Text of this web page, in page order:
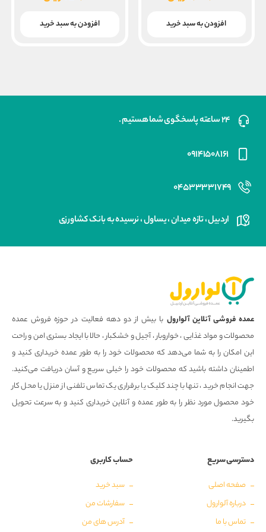
بود. فعلی
افزودن به سبد خرید
بود. فعلی
افزودن به سبد خرید
۲۴ ساعته پاسخگوی شما هستیم .
۰۹۱۴۱۵۰۸۱۶۱
۰۴۵۳۳۳۳۱۷۴۹
اردبیل ، تازه میدان ، یساول ، نرسیده به بانک کشاورزی
عمده فروشی آنلاین آلوارول با بیش از دو دهه فعالیت در حوزه فروش عمده
محصولات و مواد غذایی ، خواروبار ، آجیل و خشکبار ، حالا با ایجاد بستری امن و راحت
این امکان را به شما می‌دهد که محصولات خود را به طور عمده خریداری کنید و
اطمینان داشته باشید که محصولات خود را خیلی سریع و آسان دریافت می‌کنید.
جهت انجام خرید ، تنها با چند کلیک یا برقراری یک تماس تلفنی از منزل یا محل کار
خود محصول مورد نظر را به طور عمده و آنلاین خریداری کنید و به سرعت تحویل
بگیرید.
دسترسی سریع
صفحه اصلی
درباره آلوارول
تماس با ما
حساب کاربری
سبد خرید
سفارشات من
آدرس های من